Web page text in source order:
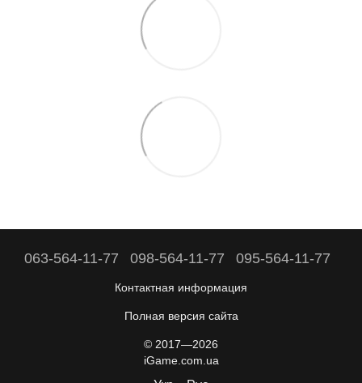
063-564-11-77 098-564-11-77 095-564-11-77
Контактная информация
Полная версия сайта
© 2017—2026
iGame.com.ua